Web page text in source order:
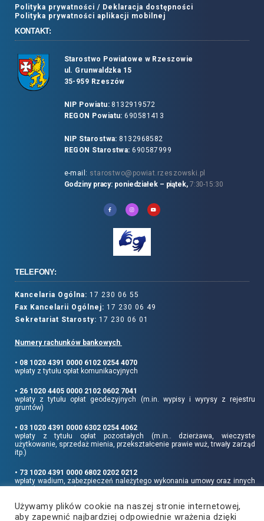
Polityka prywatności / Deklaracja dostępności
Polityka prywatności aplikacji mobilnej
KONTAKT:
Starostwo Powiatowe w Rzeszowie
ul. Grunwaldzka 15
35-959 Rzeszów
NIP Powiatu:8132919572
REGON Powiatu: 690581413
NIP Starostwa: 8132968582
REGON Starostwa: 690587999
e-mail: starostwo@powiat.rzeszowski.pl
Godziny pracy: poniedziałek – piątek, 7:30-15:30
TELEFONY:
Kancelaria Ogólna: 17 230 06 55
Fax Kancelarii Ogólnej: 17 230 06 49
Sekretariat Starosty: 17 230 06 01
Numery rachunków bankowych
• 08 1020 4391 0000 6102 0254 4070
wpłaty z tytułu opłat komunikacyjnych
• 26 1020 4405 0000 2102 0602 7041
wpłaty z tytułu opłat geodezyjnych (m.in. wypisy i wyrysy z rejestru
gruntów)
• 03 1020 4391 0000 6302 0254 4062
wpłaty z tytułu opłat pozostałych (m.in.. dzierżawa, wieczyste
użytkowanie, sprzedaż mienia, przekształcenie prawie wuż, trwały zarząd
itp.)
• 73 1020 4391 0000 6802 0202 0212
wpłaty wadium, zabezpieczeń należytego wykonania umowy oraz innych
Informujemy, że opłatę skarbową należy uiszczać na rachunek Urzędu
Miasta Rzeszowa:
Używamy plików cookie na naszej stronie internetowej,
aby zapewnić najbardziej odpowiednie wrażenia dzięki